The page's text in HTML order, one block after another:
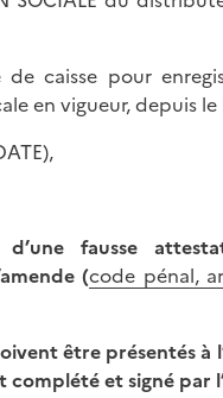
caisse pour
en vigueur, depuis le
d’une fausse
(code pénal,
être présentés à
et signé par